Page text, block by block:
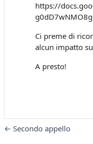
https://
Ci preme di
alcun impatto
A presto!
← Secondo appello